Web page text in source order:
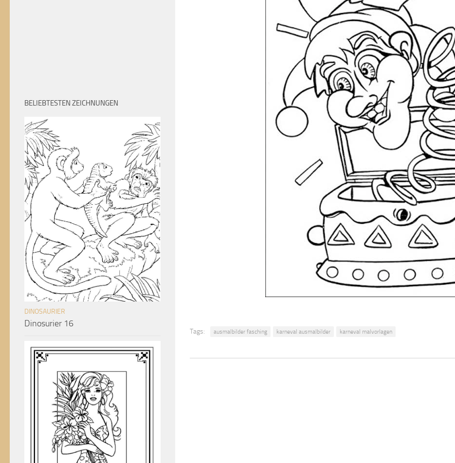
Tags: ausmalbilder fasching karneval ausmalbilder karneval malvorlagen
BELIEBTESTEN ZEICHNUNGEN
DINOSAURIER
Dinosurier 16